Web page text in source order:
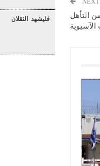
من التأهل
الآسيوية
فليشهد الثقلان